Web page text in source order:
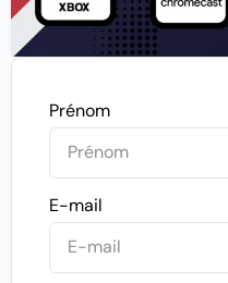
Prénom
E-mail